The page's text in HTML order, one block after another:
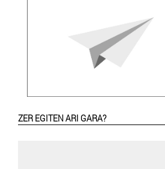
ZER EGITEN ARI GARA?